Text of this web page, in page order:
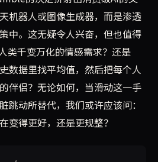
机器人或图像生成器，而是渗透
中。这无疑令人兴奋，但也值得
类千变万化的情感需求？还是
数据里找平均值，然后把每个人
侣？无论如何，当滑动这一手
跳动所替代，我们或许应该问：
变得更好，还是更规整？